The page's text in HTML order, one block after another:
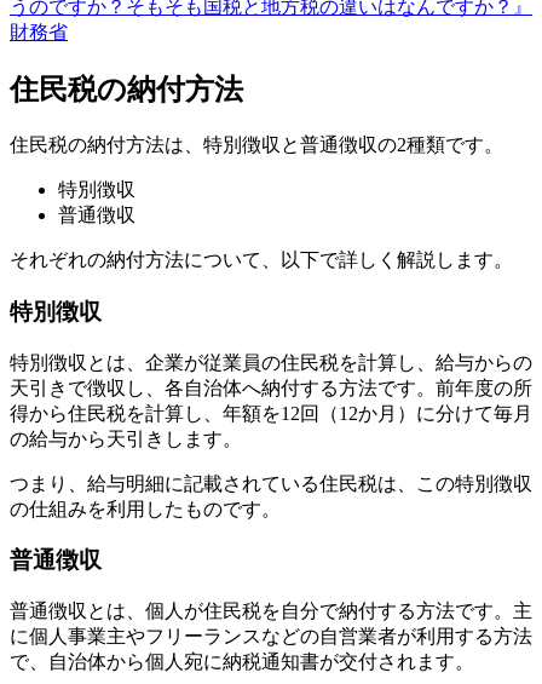
うのですか？そもそも国税と地方税の違いはなんですか？』
財務省
住民税の納付方法
住民税の納付方法は、特別徴収と普通徴収の2種類です。
特別徴収
普通徴収
それぞれの納付方法について、以下で詳しく解説します。
特別徴収
特別徴収とは、企業が従業員の住民税を計算し、給与からの
天引きで徴収し、各自治体へ納付する方法です。前年度の所
得から住民税を計算し、年額を12回（12か月）に分けて毎月
の給与から天引きします。
つまり、給与明細に記載されている住民税は、この特別徴収
の仕組みを利用したものです。
普通徴収
普通徴収とは、個人が住民税を自分で納付する方法です。主
に個人事業主やフリーランスなどの自営業者が利用する方法
で、自治体から個人宛に納税通知書が交付されます。